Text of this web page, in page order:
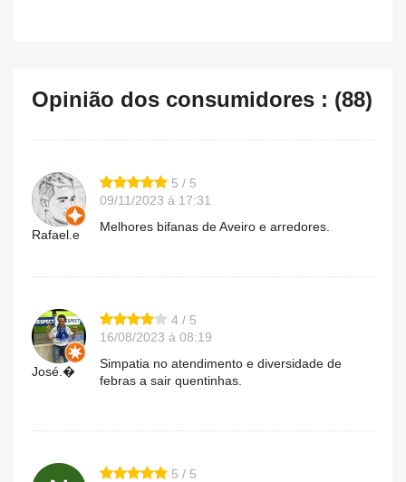
Opinião dos consumidores : (88)
Rafael.e
5 / 5
09/11/2023 à 17:31
Melhores bifanas de Aveiro e arredores.
José.�
4 / 5
16/08/2023 à 08:19
Simpatia no atendimento e diversidade de
febras a sair quentinhas.
5 / 5